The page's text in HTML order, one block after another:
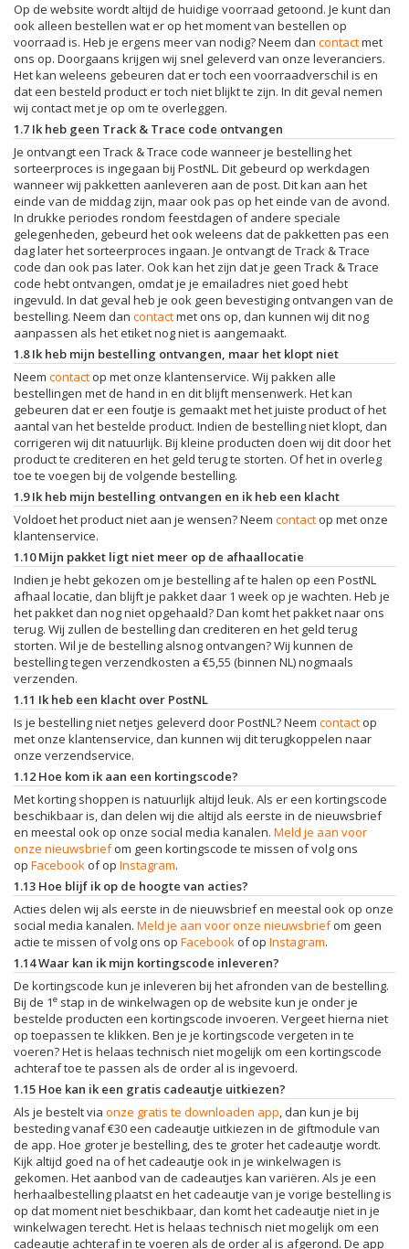
Op de website wordt altijd de huidige voorraad getoond. Je kunt dan
ook alleen bestellen wat er op het moment van bestellen op
voorraad is. Heb je ergens meer van nodig? Neem dan contactmet
ons op. Doorgaans krijgen wij snel geleverd van onze leveranciers.
Het kan weleens gebeuren dat er toch een voorraadverschil is en
dat een besteld product er toch niet blijkt te zijn. In dit geval nemen
wij contact met je op om te overleggen.
1.7 Ik heb geen Track & Trace code ontvangen
Je ontvangt een Track & Trace code wanneer je bestelling het
sorteerproces is ingegaan bij PostNL. Dit gebeurd op werkdagen
wanneer wij pakketten aanleveren aan de post. Dit kan aan het
einde van de middag zijn, maar ook pas op het einde van de avond.
In drukke periodes rondom feestdagen of andere speciale
gelegenheden, gebeurd het ook weleens dat de pakketten pas een
dag later het sorteerproces ingaan. Je ontvangt de Track & Trace
code dan ook pas later. Ook kan het zijn dat je geen Track & Trace
code hebt ontvangen, omdat je je emailadres niet goed hebt
ingevuld. In dat geval heb je ook geen bevestiging ontvangen van de
bestelling. Neem dan contactmet ons op, dan kunnen wij dit nog
aanpassen als het etiket nog niet is aangemaakt.
1.8 Ik heb mijn bestelling ontvangen, maar het klopt niet
Neem contact op met onze klantenservice. Wij pakken alle
bestellingen met de hand in en dit blijft mensenwerk. Het kan
gebeuren dat er een foutje is gemaakt met het juiste product of het
aantal van het bestelde product. Indien de bestelling niet klopt, dan
corrigeren wij dit natuurlijk. Bij kleine producten doen wij dit door het
product te crediteren en het geld terug te storten. Of het in overleg
toe te voegen bij de volgende bestelling.
1.9 Ik heb mijn bestelling ontvangen en ik heb een klacht
Voldoet het product niet aan je wensen? Neem contact op met onze
klantenservice.
1.10 Mijn pakket ligt niet meer op de afhaallocatie
Indien je hebt gekozen om je bestelling af te halen op een PostNL
afhaal locatie, dan blijft je pakket daar 1 week op je wachten. Heb je
het pakket dan nog niet opgehaald? Dan komt het pakket naar ons
terug. Wij zullen de bestelling dan crediteren en het geld terug
storten. Wil je de bestelling alsnog ontvangen? Wij kunnen de
bestelling tegen verzendkosten a €5,55 (binnen NL) nogmaals
verzenden.
1.11 Ik heb een klacht over PostNL
Is je bestelling niet netjes geleverd door PostNL? Neem contact op
met onze klantenservice, dan kunnen wij dit terugkoppelen naar
onze verzendservice.
1.12 Hoe kom ik aan een kortingscode?
Met korting shoppen is natuurlijk altijd leuk. Als er een kortingscode
beschikbaar is, dan delen wij die altijd als eerste in de nieuwsbrief
en meestal ook op onze social media kanalen. Meld je aan voor
onze nieuwsbriefom geen kortingscode te missen of volg ons
op Facebook of op Instagram.
1.13 Hoe blijf ik op de hoogte van acties?
Acties delen wij als eerste in de nieuwsbrief en meestal ook op onze
social media kanalen. Meld je aan voor onze nieuwsbriefom geen
actie te missen of volg ons op Facebook of op Instagram.
1.14 Waar kan ik mijn kortingscode inleveren?
De kortingscode kun je inleveren bij het afronden van de bestelling.
Bij de 1e stap in de winkelwagen op de website kun je onder je
bestelde producten een kortingscode invoeren. Vergeet hierna niet
op toepassen te klikken. Ben je je kortingscode vergeten in te
voeren? Het is helaas technisch niet mogelijk om een kortingscode
achteraf toe te passen als de order al is ingevoerd.
1.15 Hoe kan ik een gratis cadeautje uitkiezen?
Als je bestelt via onze gratis te downloaden app, dan kun je bij
besteding vanaf €30 een cadeautje uitkiezen in de giftmodule van
de app. Hoe groter je bestelling, des te groter het cadeautje wordt.
Kijk altijd goed na of het cadeautje ook in je winkelwagen is
gekomen. Het aanbod van de cadeautjes kan variëren. Als je een
herhaalbestelling plaatst en het cadeautje van je vorige bestelling is
op dat moment niet beschikbaar, dan komt het cadeautje niet in je
winkelwagen terecht. Het is helaas technisch niet mogelijk om een
cadeautje achteraf in te voeren als de order al is afgerond. De app